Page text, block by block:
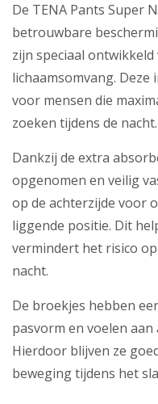
De TENA Pants Super
betrouwbare
zijn speciaal
lichaamsomvang.
voor mensen die
zoeken tijdens de nacht.
Dankzij de extra
opgenomen en veilig
op de achterzijde voor
liggende positie. Dit
vermindert het risico
nacht.
De broekjes hebben
pasvorm en voelen
Hierdoor blijven ze
beweging tijdens het